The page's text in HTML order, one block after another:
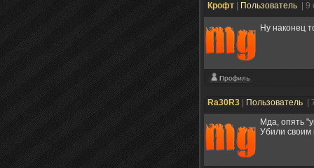
Крофт Пользователь |
Ну наконец
Ra30R3 Пользователь
|
Мда, опять
Убили своим